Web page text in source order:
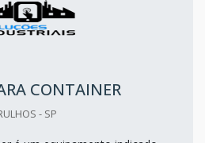
CONTAINER
- SP